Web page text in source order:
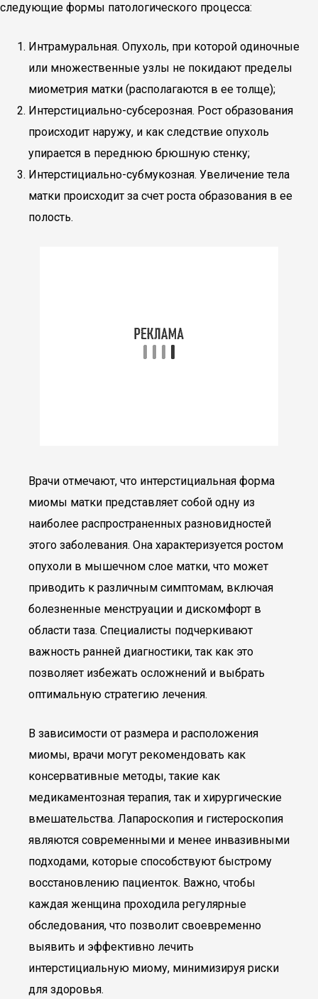
следующие формы патологического процесса:
Интрамуральная. Опухоль, при которой одиночные
или множественные узлы не покидают пределы
миометрия матки (располагаются в ее толще);
Интерстициально-субсерозная. Рост образования
происходит наружу, и как следствие опухоль
упирается в переднюю брюшную стенку;
Интерстициально-субмукозная. Увеличение тела
матки происходит за счет роста образования в ее
полость.
Врачи отмечают, что интерстициальная форма
миомы матки представляет собой одну из
наиболее распространенных разновидностей
этого заболевания. Она характеризуется ростом
опухоли в мышечном слое матки, что может
приводить к различным симптомам, включая
болезненные менструации и дискомфорт в
области таза. Специалисты подчеркивают
важность ранней диагностики, так как это
позволяет избежать осложнений и выбрать
оптимальную стратегию лечения.
В зависимости от размера и расположения
миомы, врачи могут рекомендовать как
консервативные методы, такие как
медикаментозная терапия, так и хирургические
вмешательства. Лапароскопия и гистероскопия
являются современными и менее инвазивными
подходами, которые способствуют быстрому
восстановлению пациенток. Важно, чтобы
каждая женщина проходила регулярные
обследования, что позволит своевременно
выявить и эффективно лечить
интерстициальную миому, минимизируя риски
для здоровья.